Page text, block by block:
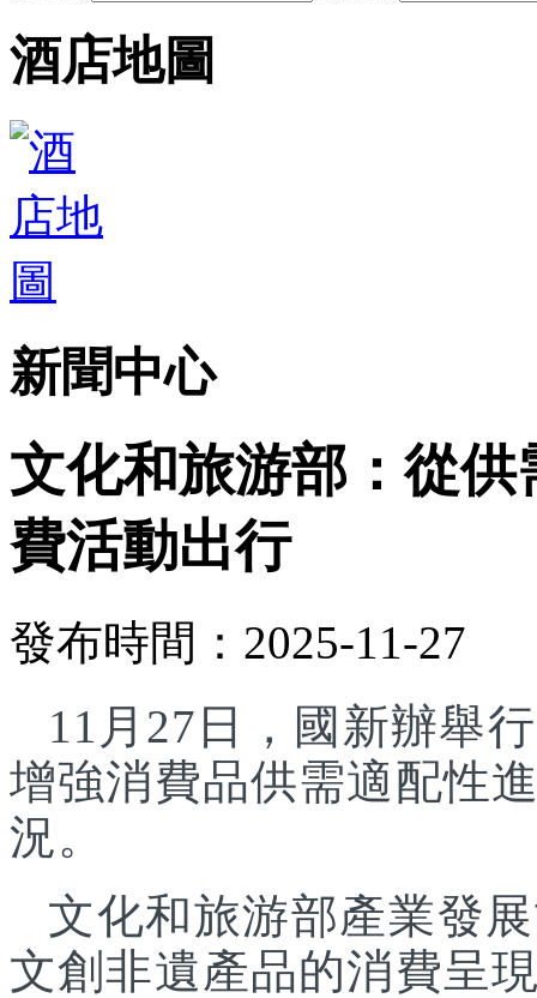
酒店地圖
新聞中心
文化和旅游部：從
費活動出行
發布時間：2025-11-27
11月27日，國新辦舉
增強消費品供需適配性
況。
文化和旅游部產業發
文創非遺產品的消費呈